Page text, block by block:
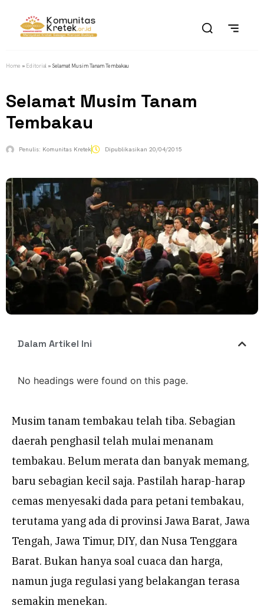
Home » Editorial » Selamat Musim Tanam Tembakau
Selamat Musim Tanam
Tembakau
Penulis: Komunitas Kretek Dipublikasikan 20/04/2015
Dalam Artikel Ini
No headings were found on this page.
Musim tanam tembakau telah tiba. Sebagian
daerah penghasil telah mulai menanam
tembakau. Belum merata dan banyak memang,
baru sebagian kecil saja. Pastilah harap-harap
cemas menyesaki dada para petani tembakau,
terutama yang ada di provinsi Jawa Barat, Jawa
Tengah, Jawa Timur, DIY, dan Nusa Tenggara
Barat. Bukan hanya soal cuaca dan harga,
namun juga regulasi yang belakangan terasa
semakin menekan.